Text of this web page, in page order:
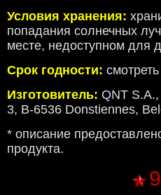
Условия хранения:
попадания солнечных
месте, недоступном для
Срок годности:
Изготовитель: QNT
3, B-6536 Donstiennes,
* описание
продукта.